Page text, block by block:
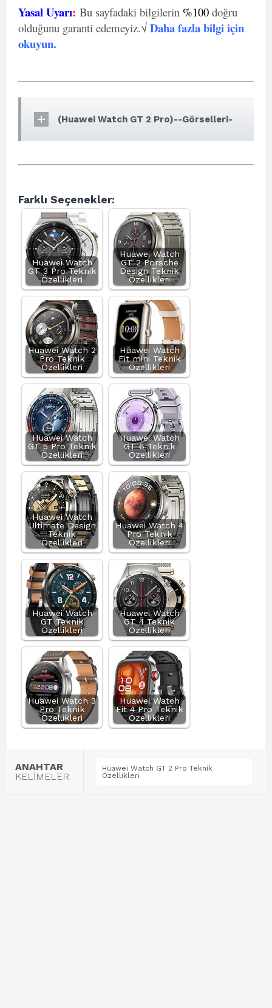
Yasal Uyarı: Bu sayfadaki bilgilerin %100 doğru
olduğunu garanti edemeyiz.√ Daha fazla bilgi için
okuyun.
(Huawei Watch GT 2 Pro)--Görselleri-
Farklı Seçenekler:
Huawei Watch
GT 3 Pro Teknik
Özellikleri
Huawei Watch
GT 2 Porsche
Design Teknik
Özellikleri
Huawei Watch 2
Pro Teknik
Özellikleri
Huawei Watch
Fit mini Teknik
Özellikleri
Huawei Watch
GT 5 Pro Teknik
Özellikleri
Huawei Watch
GT 6 Teknik
Özellikleri
Huawei Watch
Ultimate Design
Teknik
Özellikleri
Huawei Watch 4
Pro Teknik
Özellikleri
Huawei Watch
GT Teknik
Özellikleri
Huawei Watch
GT 4 Teknik
Özellikleri
Huawei Watch 3
Pro Teknik
Özellikleri
Huawei Watch
Fit 4 Pro Teknik
Özellikleri
ANAHTAR
KELİMELER
Huawei Watch GT 2 Pro Teknik
Özellikleri